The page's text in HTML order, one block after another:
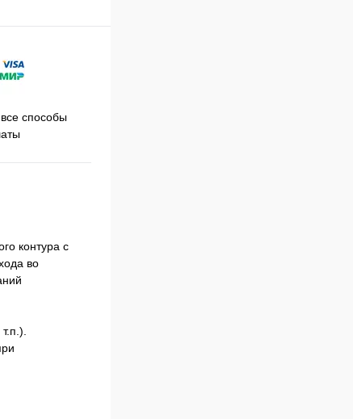
способы
контура с
во